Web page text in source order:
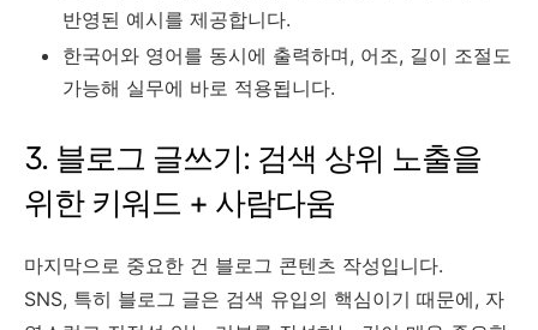
반영된 예시를 제공합니다.
한국어와 영어를 동시에 출력하며, 어조, 길이 조절도
가능해 실무에 바로 적용됩니다.
3. 블로그 글쓰기: 검색 상위 노출을
위한 키워드 + 사람다움
마지막으로 중요한 건 블로그 콘텐츠 작성입니다.
SNS, 특히 블로그 글은 검색 유입의 핵심이기 때문에, 자